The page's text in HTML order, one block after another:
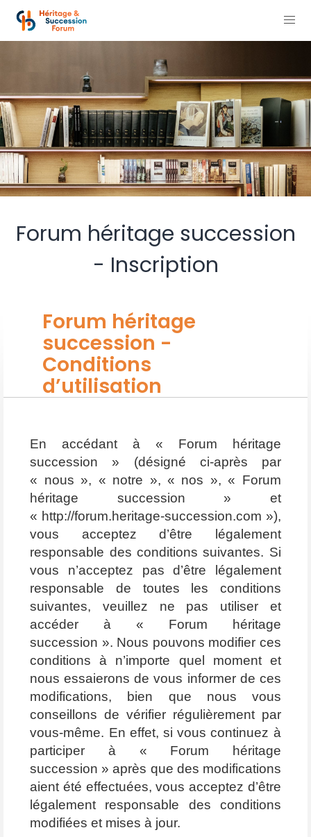
Forum héritage succession
- Inscription
Forum héritage
succession -
Conditions
d’utilisation
En accédant à « Forum héritage
succession » (désigné ci-après par
« nous », « notre », « nos », « Forum
héritage succession » et
« http://forum.heritage-succession.com »),
vous acceptez d’être légalement
responsable des conditions suivantes. Si
vous n’acceptez pas d’être légalement
responsable de toutes les conditions
suivantes, veuillez ne pas utiliser et
accéder à « Forum héritage
succession ». Nous pouvons modifier ces
conditions à n’importe quel moment et
nous essaierons de vous informer de ces
modifications, bien que nous vous
conseillons de vérifier régulièrement par
vous-même. En effet, si vous continuez à
participer à « Forum héritage
succession » après que des modifications
aient été effectuées, vous acceptez d’être
légalement responsable des conditions
modifiées et mises à jour.